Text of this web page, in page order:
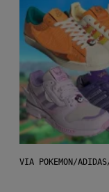
VIA POKEMON/